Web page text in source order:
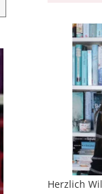
Herzlich